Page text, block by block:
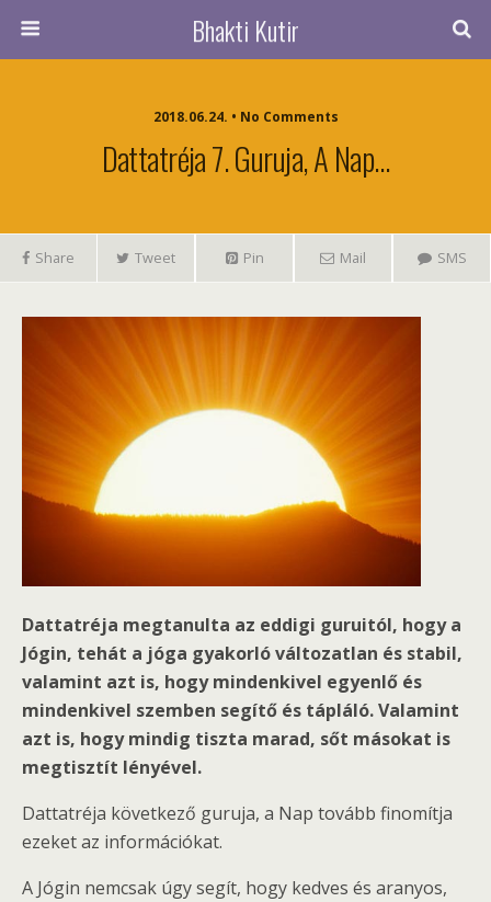
Bhakti Kutir
2018.06.24. • No Comments
Dattatréja 7. Guruja, A Nap…
Share Tweet Pin Mail SMS
Dattatréja megtanulta az eddigi guruitól, hogy a
Jógin, tehát a jóga gyakorló változatlan és stabil,
valamint azt is, hogy mindenkivel egyenlő és
mindenkivel szemben segítő és tápláló. Valamint
azt is, hogy mindig tiszta marad, sőt másokat is
megtisztít lényével.
Dattatréja következő guruja, a Nap tovább finomítja
ezeket az információkat.
A Jógin nemcsak úgy segít, hogy kedves és aranyos,